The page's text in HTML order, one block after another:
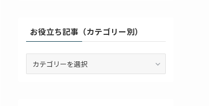
お役立ち記事（カテゴリー別）